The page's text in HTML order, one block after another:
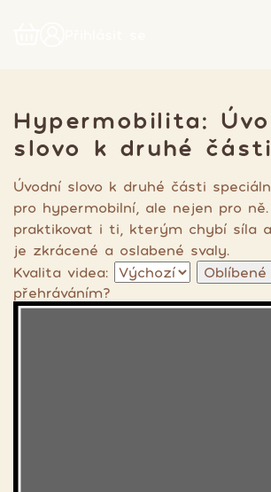
Hypermobilita:
slovo k druhé části
Úvodní slovo k druhé části
pro hypermobilní, ale nejen pro ně.
praktikovat i ti, kterým chybí síla
je zkrácené a oslabené svaly.
Kvalita videa:
Oblíbené
přehráváním?